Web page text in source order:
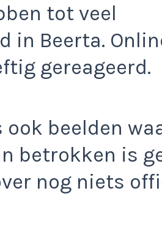
tot veel
in Beerta.
gereageerd.
beelden
betrokken is
nog niets